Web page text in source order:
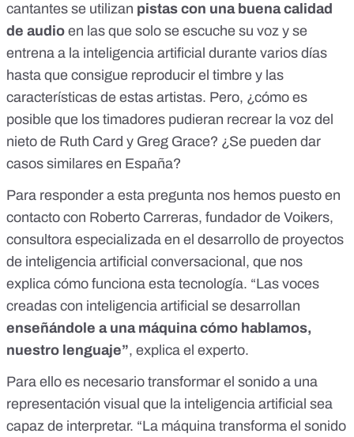
cantantes se utilizan pistas con una buena calidad
de audio en las que solo se escuche su voz y se
entrena a la inteligencia artificial durante varios días
hasta que consigue reproducir el timbre y las
características de estas artistas. Pero, ¿cómo es
posible que los timadores pudieran recrear la voz del
nieto de Ruth Card y Greg Grace? ¿Se pueden dar
casos similares en España?
Para responder a esta pregunta nos hemos puesto en
contacto con Roberto Carreras, fundador de Voikers,
consultora especializada en el desarrollo de proyectos
de inteligencia artificial conversacional, que nos
explica cómo funciona esta tecnología. “Las voces
creadas con inteligencia artificial se desarrollan
enseñándole a una máquina cómo hablamos,
nuestro lenguaje”, explica el experto.
Para ello es necesario transformar el sonido a una
representación visual que la inteligencia artificial sea
capaz de interpretar. “La máquina transforma el sonido